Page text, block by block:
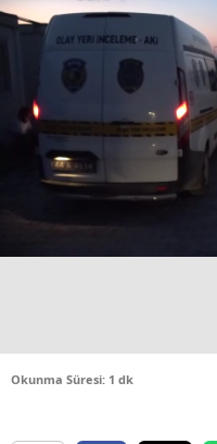
Okunma Süresi: 1 dk